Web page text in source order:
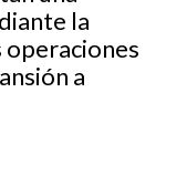
la
operaciones
a